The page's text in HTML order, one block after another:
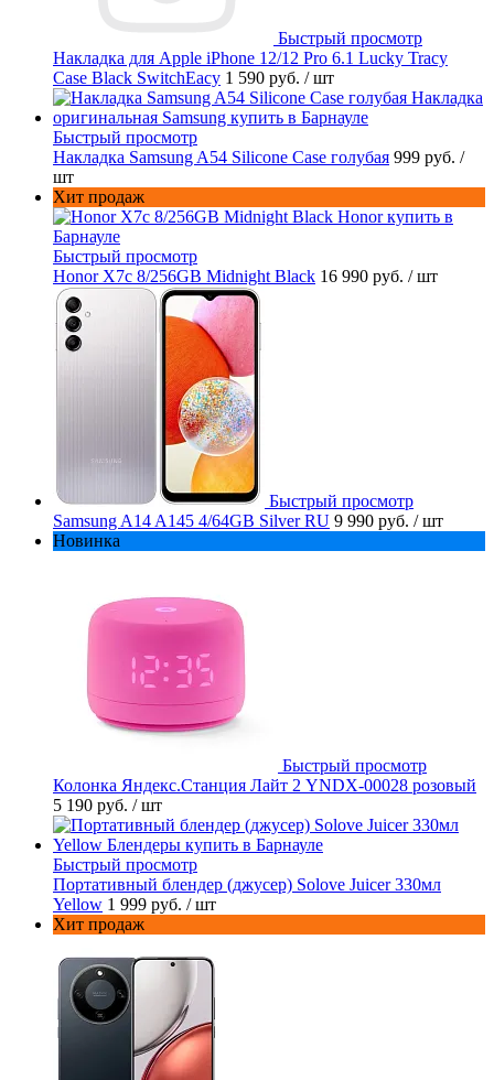
Быстрый просмотр
Накладка для Apple iPhone 12/12 Pro 6.1 Lucky Tracy
Case Black SwitchEacy 1 590 руб. / шт
Быстрый просмотр
Накладка Samsung A54 Silicone Case голубая 999 руб. /
шт
Хит продаж
Быстрый просмотр
Honor X7c 8/256GB Midnight Black 16 990 руб. / шт
Быстрый просмотр
Samsung A14 A145 4/64GB Silver RU 9 990 руб. / шт
Новинка
Быстрый просмотр
Колонка Яндекс.Станция Лайт 2 YNDX-00028 розовый
5 190 руб. / шт
Быстрый просмотр
Портативный блендер (джусер) Solove Juicer 330мл
Yellow 1 999 руб. / шт
Хит продаж